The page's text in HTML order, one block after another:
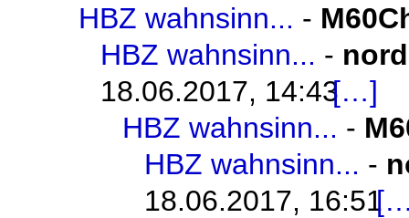
HBZ wahnsinn... -
HBZ wahnsinn... -
18.06.2017, 14:43
HBZ wahnsinn... -
HBZ wahnsinn... -
18.06.2017, 16:51